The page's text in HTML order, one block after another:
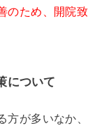
のため、開院致
について
方が多いなか、